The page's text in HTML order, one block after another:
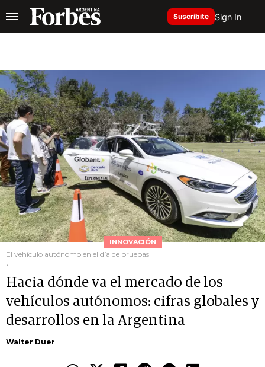
Suscribite Sign In
INNOVACIÓN
El vehículo autónomo en el día de pruebas
.
Hacia dónde va el mercado de los
vehículos autónomos: cifras globales y
desarrollos en la Argentina
Walter Duer